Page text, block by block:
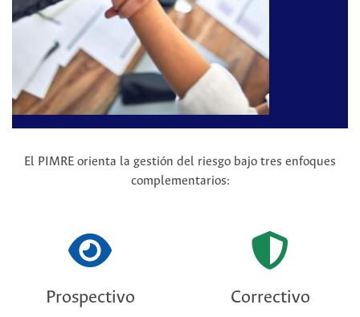
El PIMRE orienta la gestión del riesgo bajo tres enfoques
complementarios:
Prospectivo Correctivo